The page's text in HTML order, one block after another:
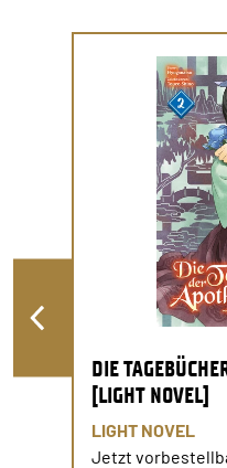
DIE
[LIGHT NOVEL]
LIGHT NOVEL
Jetzt